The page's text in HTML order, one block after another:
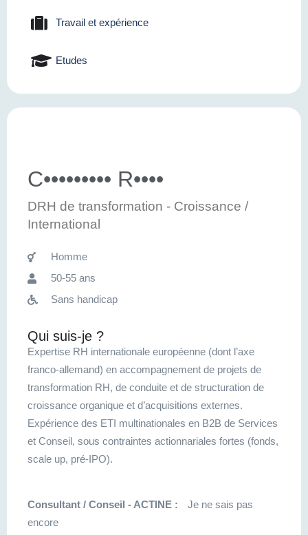
Travail et expérience
Etudes
C••••••••• R••••
DRH de transformation - Croissance /
International
Homme
50-55 ans
Sans handicap
Qui suis-je ?
Expertise RH internationale européenne (dont l’axe
franco-allemand) en accompagnement de projets de
transformation RH, de conduite et de structuration de
croissance organique et d’acquisitions externes.
Expérience des ETI multinationales en B2B de Services
et Conseil, sous contraintes actionnariales fortes (fonds,
scale up, pré-IPO).
Consultant / Conseil - ACTINE :
Je ne sais pas
encore